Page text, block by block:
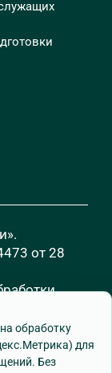
от 28
обработку
для
Без